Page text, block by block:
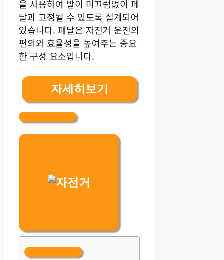
을 사용하여 발이 미끄럼없이 페
달과 고정될 수 있도록 설계되어
있습니다. 패달은 자전거 운전의
편의와 효율성을 높여주는 중요
한 구성 요소입니다.
자세히보기